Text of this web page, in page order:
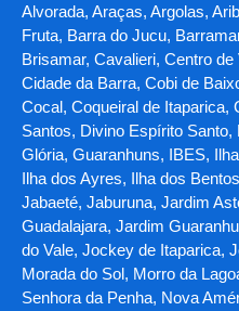
Alvorada, Araças, Argolas,
Fruta, Barra do Jucu,
Brisamar, Cavalieri, Centro
Cidade da Barra, Cobi de
Cocal, Coqueiral de Itaparica,
Santos, Divino Espírito
Glória, Guaranhuns, IBES,
Ilha dos Ayres, Ilha dos
Jabaeté, Jaburuna, Jardim
Guadalajara, Jardim
do Vale, Jockey de Itaparica,
Morada do Sol, Morro da
Senhora da Penha, Nova